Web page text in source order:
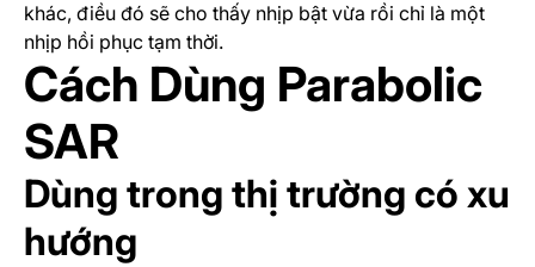
khác, điều đó sẽ cho thấy nhịp bật vừa rồi chỉ là một
nhịp hồi phục tạm thời.
Cách Dùng Parabolic
SAR
Dùng trong thị trường có xu
hướng